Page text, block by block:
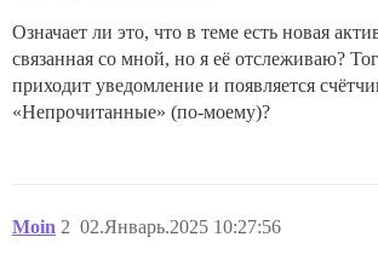
Означает ли это, что в теме есть новая
связанная со мной, но я её отслеживаю?
приходит уведомление и появляется
«Непрочитанные» (по-моему)?
Moin 02.Январь.2025 10:27:56
2